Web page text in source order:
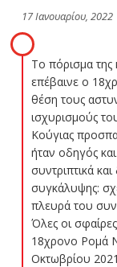
17 Ιανουαρίου, 2022
Το πόρισμα της
επέβαινε ο
θέση τους
ισχυρισμούς
Κούγιας
ήταν οδηγός
συντριπτικά
συγκάλυψης:
πλευρά του
Όλες οι
18χρονο Ρομά
Οκτωβρίου